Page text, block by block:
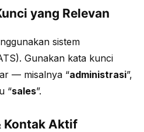
yang Relevan
sistem
Gunakan kata kunci
— misalnya “administrasi”,
“sales”.
Kontak Aktif